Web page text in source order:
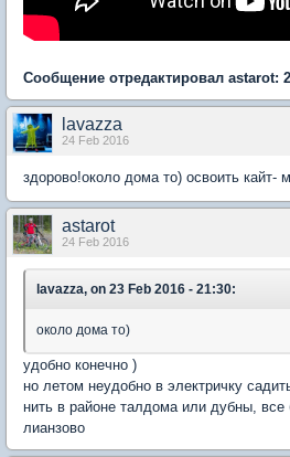
Сообщение отредактировал astarot:
lavazza
24 Feb 2016
здорово!около дома то) освоить кайт-
astarot
24 Feb 2016
lavazza, on 23 Feb 2016 - 21:30:
около дома то)
удобно конечно )
но летом неудобно в электричку
нить в районе талдома или дубны, все
лианзово